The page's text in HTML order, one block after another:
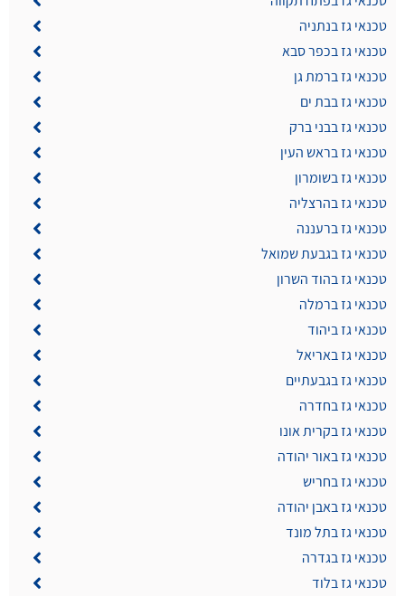
טכנאי גז בנתניה
טכנאי גז בכפר סבא
טכנאי גז ברמת גן
טכנאי גז בבת ים
טכנאי גז בבני ברק
טכנאי גז בראש העין
טכנאי גז בשומרון
טכנאי גז בהרצליה
טכנאי גז ברעננה
טכנאי גז בגבעת שמואל
טכנאי גז בהוד השרון
טכנאי גז ברמלה
טכנאי גז ביהוד
טכנאי גז באריאל
טכנאי גז בגבעתיים
טכנאי גז בחדרה
טכנאי גז בקרית אונו
טכנאי גז באור יהודה
טכנאי גז בחריש
טכנאי גז באבן יהודה
טכנאי גז בתל מונד
טכנאי גז בגדרה
טכנאי גז בלוד